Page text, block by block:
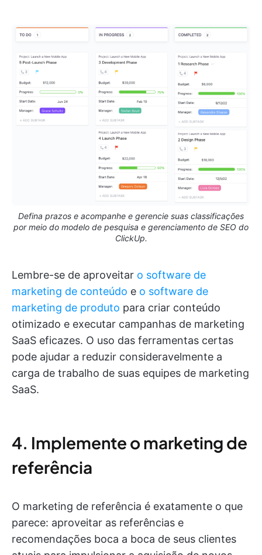
Defina prazos e acompanhe e gerencie suas classificações
por meio do modelo de pesquisa e gerenciamento de SEO do
ClickUp.
Lembre-se de aproveitar o software de
marketing de conteúdo e o software de
marketing de produto para criar conteúdo
otimizado e executar campanhas de marketing
SaaS eficazes. O uso das ferramentas certas
pode ajudar a reduzir consideravelmente a
carga de trabalho de suas equipes de marketing
SaaS.
4. Implemente o marketing de
referência
O marketing de referência é exatamente o que
parece: aproveitar as referências e
recomendações boca a boca de seus clientes